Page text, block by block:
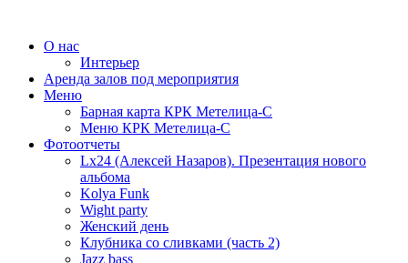
О нас
Интерьер
Аренда залов под мероприятия
Меню
Барная карта КРК Метелица-С
Меню КРК Метелица-С
Фотоотчеты
Lx24 (Алексей Назаров). Презентация нового
альбома
Kolya Funk
Wight party
Женский день
Клубника со сливками (часть 2)
Jazz bass